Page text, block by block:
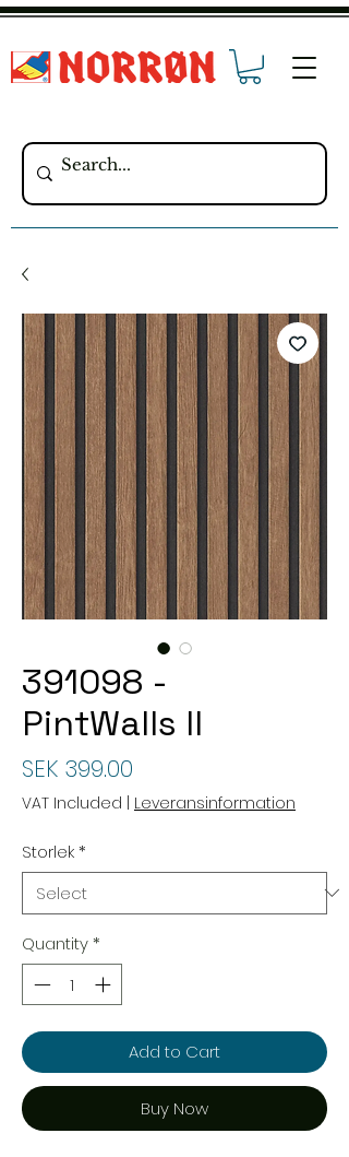
391098 -
PintWalls II
SEK 399.00
VAT Included | Leveransinformation
Storlek*
Quantity*
Add to Cart
Buy Now